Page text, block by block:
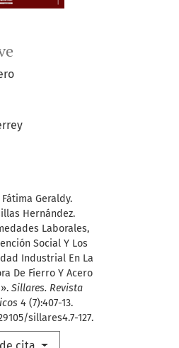
Geraldy.
Hernández.
Laborales,
Social Y Los
Industrial En La
De Fierro Y Acero
Sillares. Revista
4 (7):407-13.
sillares4.7-127.